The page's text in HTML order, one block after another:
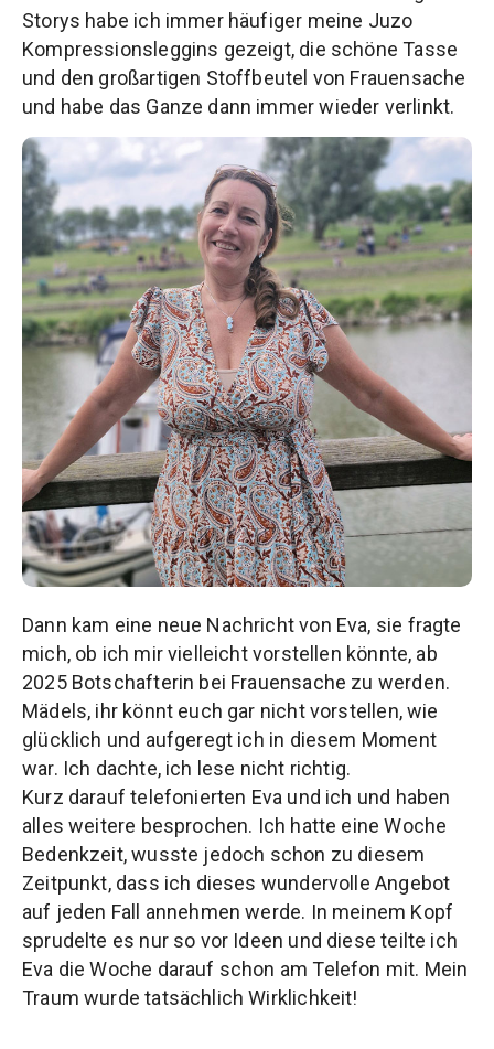
Storys habe ich immer häufiger meine Juzo
Kompressionsleggins gezeigt, die schöne Tasse
und den großartigen Stoffbeutel von Frauensache
und habe das Ganze dann immer wieder verlinkt.
Dann kam eine neue Nachricht von Eva, sie fragte
mich, ob ich mir vielleicht vorstellen könnte, ab
2025 Botschafterin bei Frauensache zu werden.
Mädels, ihr könnt euch gar nicht vorstellen, wie
glücklich und aufgeregt ich in diesem Moment
war. Ich dachte, ich lese nicht richtig.
Kurz darauf telefonierten Eva und ich und haben
alles weitere besprochen. Ich hatte eine Woche
Bedenkzeit, wusste jedoch schon zu diesem
Zeitpunkt, dass ich dieses wundervolle Angebot
auf jeden Fall annehmen werde. In meinem Kopf
sprudelte es nur so vor Ideen und diese teilte ich
Eva die Woche darauf schon am Telefon mit. Mein
Traum wurde tatsächlich Wirklichkeit!